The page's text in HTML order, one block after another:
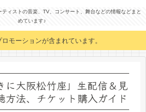
ィストの音楽、TV、コンサート、舞台などの情報などまと
めています♪
モーションが含まれています。
に大阪松竹座」生配信＆見
方法、チケット購入ガイド